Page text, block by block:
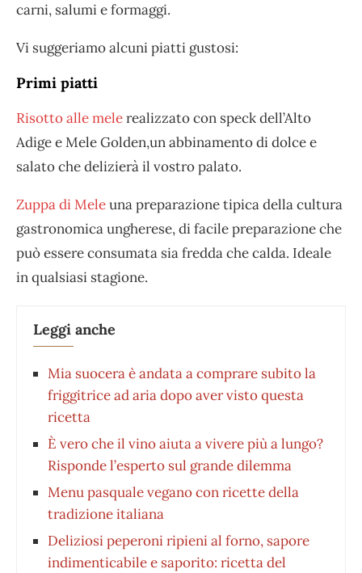
carni, salumi e formaggi.
Vi suggeriamo alcuni piatti gustosi:
Primi piatti
Risotto alle melerealizzato con speck dell’Alto
Adige e Mele Golden,un abbinamento di dolce e
salato che delizierà il vostro palato.
Zuppa di Meleuna preparazione tipica della cultura
gastronomica ungherese, di facile preparazione che
può essere consumata sia fredda che calda. Ideale
in qualsiasi stagione.
Leggi anche
Mia suocera è andata a comprare subito la
friggitrice ad aria dopo aver visto questa
ricetta
È vero che il vino aiuta a vivere più a lungo?
Risponde l’esperto sul grande dilemma
Menu pasquale vegano con ricette della
tradizione italiana
Deliziosi peperoni ripieni al forno, sapore
indimenticabile e saporito: ricetta del